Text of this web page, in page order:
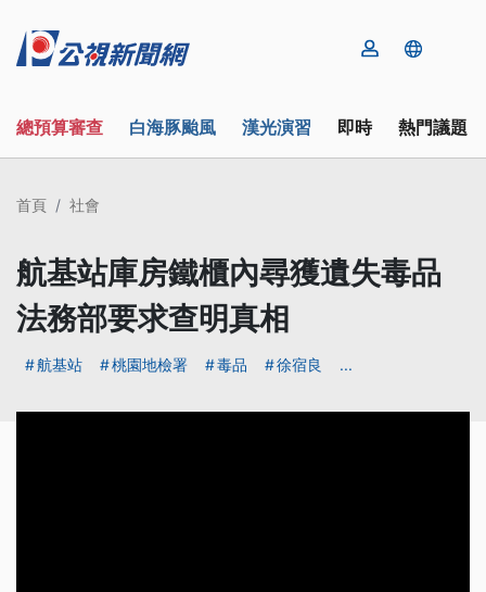
總預算審查 白海豚颱風 漢光演習 即時 熱門議題
首頁 社會
航基站庫房鐵櫃內尋獲遺失毒品
法務部要求查明真相
航基站 桃園地檢署 毒品 徐宿良 ...